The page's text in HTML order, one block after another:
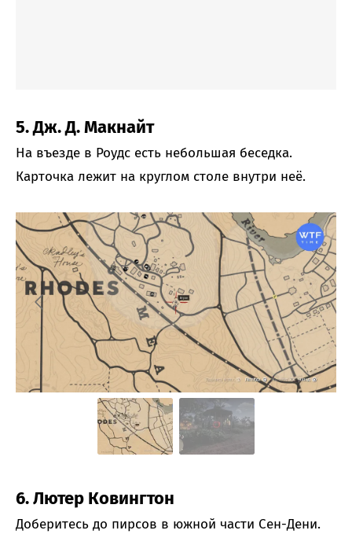
5. Дж. Д. Макнайт
На въезде в Роудс есть небольшая беседка.
Карточка лежит на круглом столе внутри неё.
6. Лютер Ковингтон
Доберитесь до пирсов в южной части Сен-Дени.